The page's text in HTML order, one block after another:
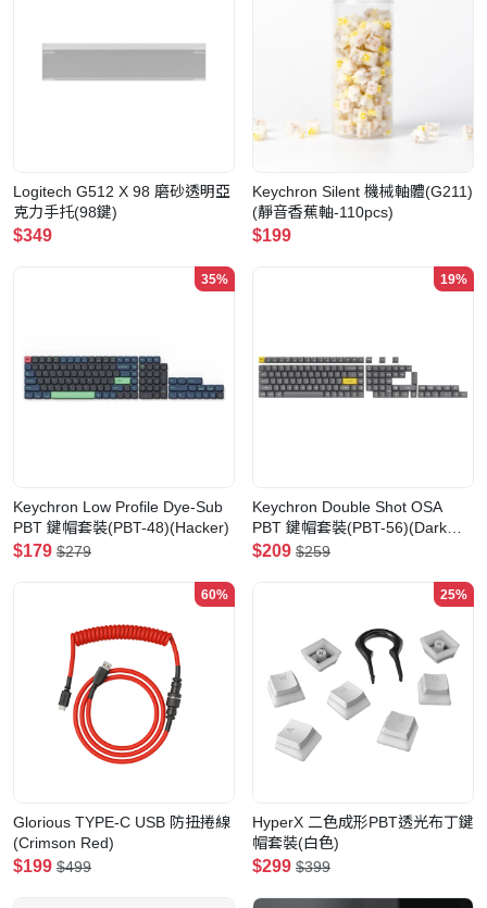
Logitech G512 X 98 磨砂透明亞
克力手托(98鍵)
$349
Keychron Silent 機械軸體(G211)
(靜音香蕉軸-110pcs)
$199
35%
Keychron Low Profile Dye-Sub
PBT 鍵帽套裝(PBT-48)(Hacker)
$179 $279
19%
Keychron Double Shot OSA
PBT 鍵帽套裝(PBT-56)(Dark
Grey)
$209 $259
60%
Glorious TYPE-C USB 防扭捲線
(Crimson Red)
$199 $499
25%
HyperX 二色成形PBT透光布丁鍵
帽套裝(白色)
$299 $399